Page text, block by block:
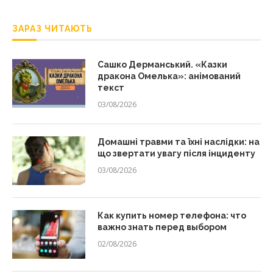
ЗАРАЗ ЧИТАЮТЬ
Сашко Дерманський. «Казки
дракона Омелька»: анімований
текст
03/08/2026
Домашні травми та їхні наслідки: на
що звертати увагу після інциденту
03/08/2026
Как купить номер телефона: что
важно знать перед выбором
02/08/2026